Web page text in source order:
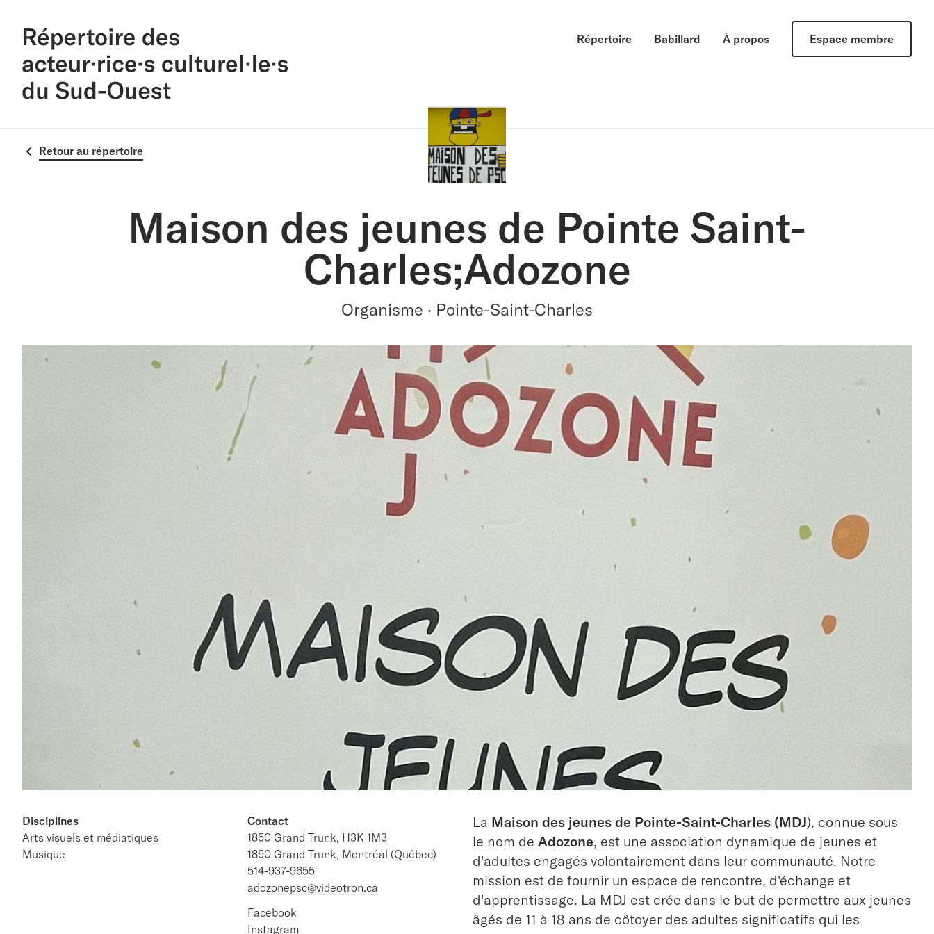
Répertoire Babillard À propos Espace membre
Retour au répertoire
Maison des jeunes de Pointe Saint-
Charles;Adozone
Organisme · Pointe-Saint-Charles
La Maison des jeunes de Pointe-Saint-Charles (MDJ), connue sous
le nom de Adozone, est une association dynamique de jeunes et
d'adultes engagés volontairement dans leur communauté. Notre
mission est de fournir un espace de rencontre, d'échange et
d'apprentissage. La MDJ est crée dans le but de permettre aux jeunes
âgés de 11 à 18 ans de côtoyer des adultes significatifs qui les
Disciplines
Arts visuels et médiatiques
Musique
Contact
1850 Grand Trunk, H3K 1M3
1850 Grand Trunk, Montréal (Québec)
514-937-9655
adozonepsc@videotron.ca
Facebook
Instagram